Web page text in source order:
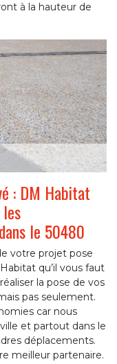
à la hauteur de
: DM Habitat
le 50480
votre projet pose
qu’il vous faut
la pose de vos
pas seulement.
car nous
et partout dans le
déplacements.
meilleur partenaire.